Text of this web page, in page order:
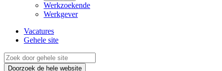
Werkzoekende
Werkgever
Vacatures
Gehele site